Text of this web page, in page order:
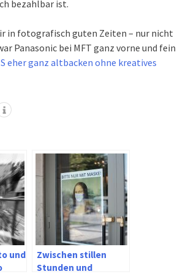
bezahlbar ist.
in fotografisch guten Zeiten – nur nicht
Panasonic bei MFT ganz vorne und fein
eher ganz altbacken ohne kreatives
und
Zwischen stillen
Stunden und